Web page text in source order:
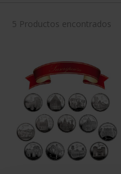
5 Productos encontrados